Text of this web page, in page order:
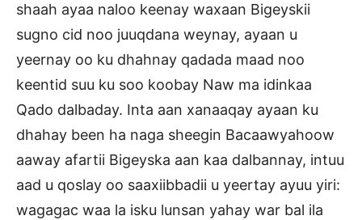
shaah ayaa naloo keenay waxaan Bigeyskii
sugno cid noo juuqdana weynay, ayaan u
yeernay oo ku dhahnay qadada maad noo
keentid suu ku soo koobay Naw ma idinkaa
Qado dalbaday. Inta aan xanaaqay ayaan ku
dhahay been ha naga sheegin Bacaawyahoow
aaway afartii Bigeyska aan kaa dalbannay, intuu
aad u qoslay oo saaxiibbadii u yeertay ayuu yiri:
wagagac waa la isku lunsan yahay war bal ila